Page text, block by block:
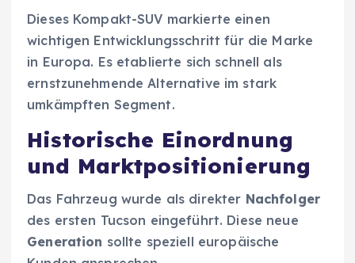
Dieses Kompakt-SUV markierte einen
wichtigen Entwicklungsschritt für die Marke
in Europa. Es etablierte sich schnell als
ernstzunehmende Alternative im stark
umkämpften Segment.
Historische Einordnung
und Marktpositionierung
Das Fahrzeug wurde als direkter Nachfolger
des ersten Tucson eingeführt. Diese neue
Generation sollte speziell europäische